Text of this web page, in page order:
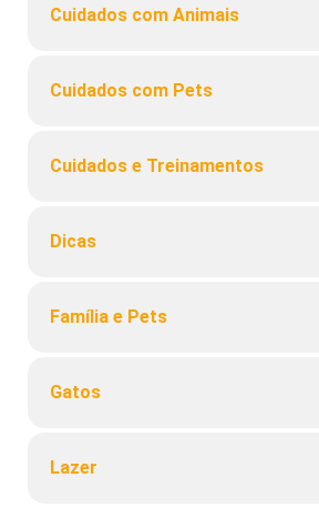
Cuidados com Animais
Cuidados com Pets
Cuidados e Treinamentos
Dicas
Família e Pets
Gatos
Lazer